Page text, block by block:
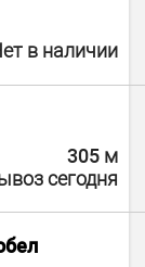
в наличии
305 м
сегодня